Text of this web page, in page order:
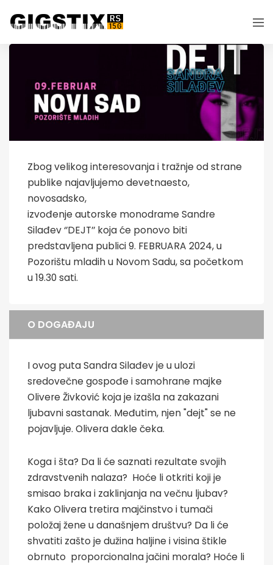
Zbog velikog interesovanja i tražnje od strane
publike najavljujemo devetnaesto,
novosadsko,
izvođenje autorske monodrame Sandre
Silađev ‘’DEJT’’ koja će ponovo biti
predstavljena publici 9. FEBRUARA 2024, u
Pozorištu mladih u Novom Sadu, sa početkom
u 19.30 sati.
O DOGAĐAJU
I ovog puta Sandra Silađev je u ulozi
sredovečne gospođe i samohrane majke
Olivere Živković koja je izašla na zakazani
ljubavni sastanak. Međutim, njen "dejt" se ne
pojavljuje. Olivera dakle čeka.
Koga i šta? Da li će saznati rezultate svojih
zdravstvenih nalaza? Hoće li otkriti koji je
smisao braka i zaklinjanja na večnu ljubav?
Kako Olivera tretira majčinstvo i tumači
položaj žene u današnjem društvu? Da li će
shvatiti zašto je dužina haljine i visina štikle
obrnuto proporcionalna jačini morala? Hoće li